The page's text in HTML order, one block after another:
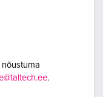
.